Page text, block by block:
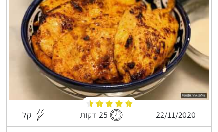
22/11/2020 25 דקות קל